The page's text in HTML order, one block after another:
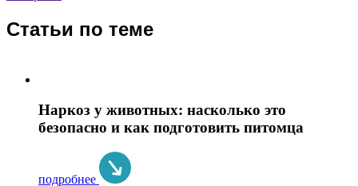
Статьи по теме
Наркоз у животных: насколько это
безопасно и как подготовить питомца
подробнее